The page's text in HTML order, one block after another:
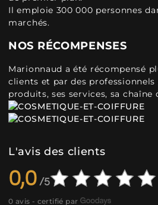
Il emploie 300 000 personnes
marchés.
NOS RÉCOMPENSES
Marionnaud a été récompensé
clients et par des professionnels
produits, ses services, sa chaîne
L'avis des clients
0,0
0 avis - certifié par